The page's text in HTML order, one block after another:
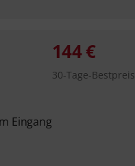
Eingang
144 €
30-Tage-Bestpreis